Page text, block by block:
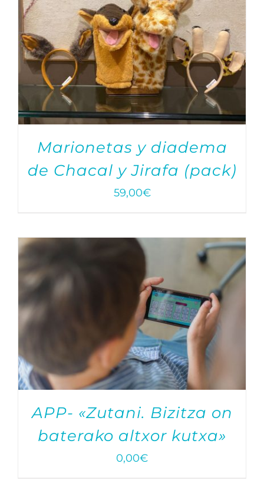
Marionetas y diadema
de Chacal y Jirafa (pack)
59,00€
APP- «Zutani. Bizitza on
baterako altxor kutxa»
0,00€